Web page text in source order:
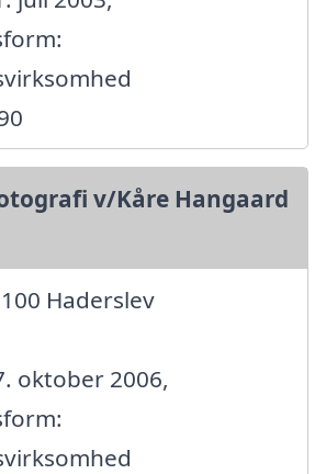
v/Kåre Hangaard
Haderslev
oktober 2006,